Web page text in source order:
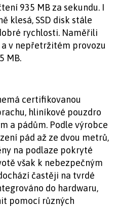
935 MB za sekundu. I
klesá, SSD disk stále
rychlosti. Naměřili
a v nepřetržitém provozu
MB.
certifikovanou
hliníkové pouzdro
a pádům. Podle výrobce
pád až ze dvou metrů,
na podlaze pokryté
však k nebezpečným
častěji na tvrdé
do hardwaru,
pomocí různých